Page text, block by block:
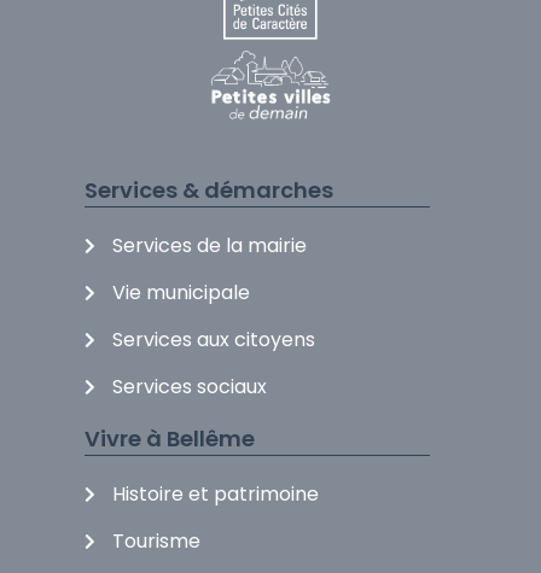
Services & démarches
Services de la mairie
Vie municipale
Services aux citoyens
Services sociaux
Vivre à Bellême
Histoire et patrimoine
Tourisme